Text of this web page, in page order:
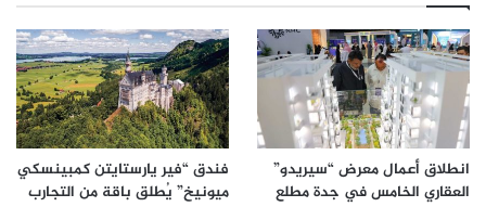
انطلاق أعمال معرض “سيريدو”
العقاري الخامس في جدة مطلع
فندق “فير يارستايتن كمبينسكي
ميونيخ” يُطلق باقة من التجارب